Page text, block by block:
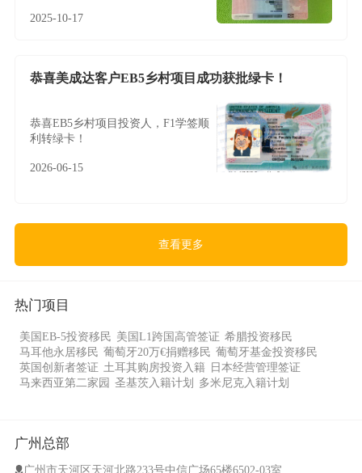
2025-10-17
恭喜美成达客户EB5乡村项目成功获批绿卡！
恭喜EB5乡村项目投资人，F1学签顺
利转绿卡！
2026-06-15
查看更多
热门项目
美国EB-5投资移民 美国L1跨国高管签证 希腊投资移民
马耳他永居移民 葡萄牙20万€捐赠移民 葡萄牙基金投资移民
英国创新者签证 土耳其购房投资入籍 日本经营管理签证
马来西亚第二家园 圣基茨入籍计划 多米尼克入籍计划
广州总部
广州市天河区天河北路233号中信广场65楼6502-03室